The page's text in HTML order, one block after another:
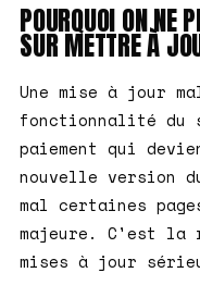
POURQUOI ON NE
SUR METTRE À
Une mise à jour
fonctionnalité du
paiement qui
nouvelle version
mal certaines
majeure. C'est la
mises à jour